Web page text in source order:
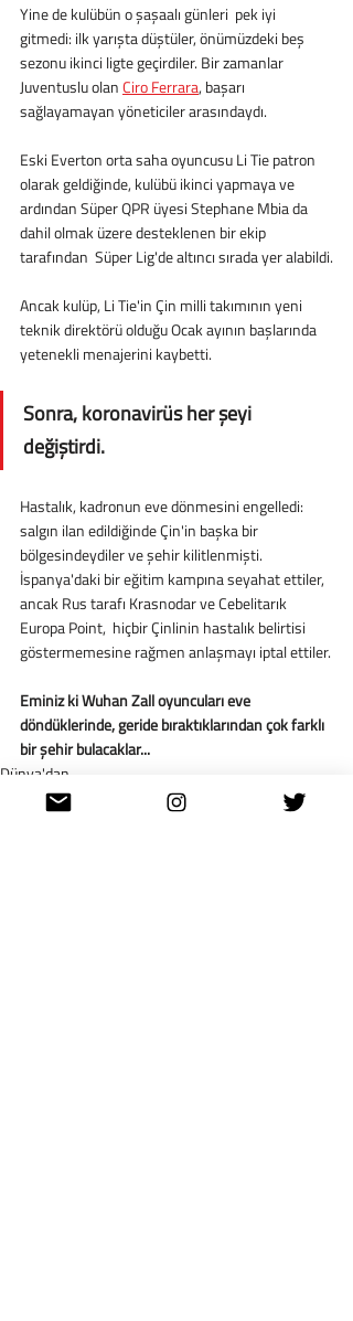
Yine de kulübün o şaşaalı günleri  pek iyi
gitmedi: ilk yarışta düştüler, önümüzdeki beş
sezonu ikinci ligte geçirdiler. Bir zamanlar
Juventuslu olan Ciro Ferrara, başarı
sağlayamayan yöneticiler arasındaydı.
Eski Everton orta saha oyuncusu Li Tie patron
olarak geldiğinde, kulübü ikinci yapmaya ve
ardından Süper QPR üyesi Stephane Mbia da
dahil olmak üzere desteklenen bir ekip
tarafından  Süper Lig'de altıncı sırada yer alabildi.
Ancak kulüp, Li Tie'in Çin milli takımının yeni
teknik direktörü olduğu Ocak ayının başlarında
yetenekli menajerini kaybetti.
Sonra, koronavirüs her şeyi
değiştirdi.
Hastalık, kadronun eve dönmesini engelledi:
salgın ilan edildiğinde Çin'in başka bir
bölgesindeydiler ve şehir kilitlenmişti.
İspanya'daki bir eğitim kampına seyahat ettiler,
ancak Rus tarafı Krasnodar ve Cebelitarık
Europa Point,  hiçbir Çinlinin hastalık belirtisi
göstermemesine rağmen anlaşmayı iptal ettiler.
Eminiz ki Wuhan Zall oyuncuları eve
döndüklerinde, geride bıraktıklarından çok farklı
bir şehir bulacaklar...
Dünya'dan